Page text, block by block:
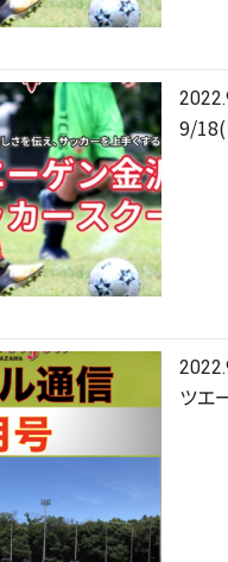
9/18(
ツエ